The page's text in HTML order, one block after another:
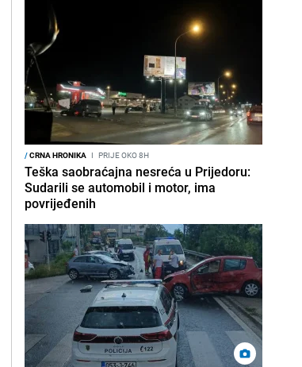
/CRNA HRONIKA I PRIJE OKO 8H
Teška saobraćajna nesreća u Prijedoru:
Sudarili se automobil i motor, ima
povrijeđenih